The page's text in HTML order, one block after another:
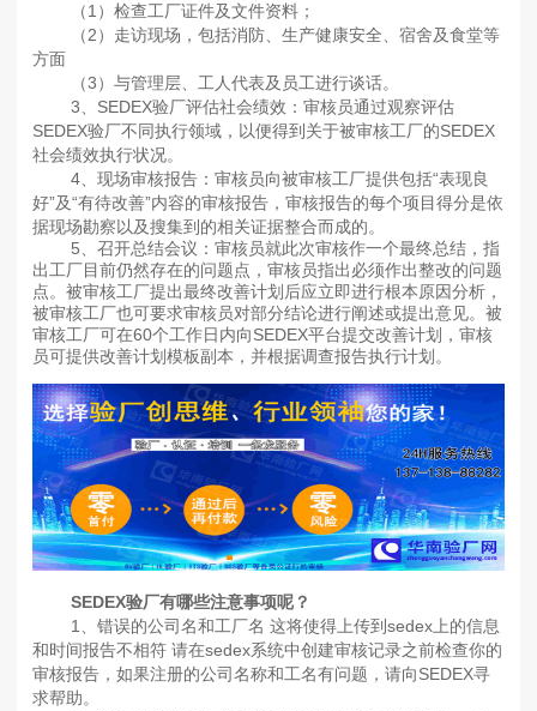
（1）检查工厂证件及文件资料；
（2）走访现场，包括消防、生产健康安全、宿舍及食堂等
方面
（3）与管理层、工人代表及员工进行谈话。
3、SEDEX验厂评估社会绩效：审核员通过观察评估
SEDEX验厂不同执行领域，以便得到关于被审核工厂的SEDEX
社会绩效执行状况。
4、现场审核报告：审核员向被审核工厂提供包括“表现良
好”及“有待改善”内容的审核报告，审核报告的每个项目得分是依
据现场勘察以及搜集到的相关证据整合而成的。
5、召开总结会议：审核员就此次审核作一个最终总结，指
出工厂目前仍然存在的问题点，审核员指出必须作出整改的问题
点。被审核工厂提出最终改善计划后应立即进行根本原因分析，
被审核工厂也可要求审核员对部分结论进行阐述或提出意见。被
审核工厂可在60个工作日内向SEDEX平台提交改善计划，审核
员可提供改善计划模板副本，并根据调查报告执行计划。
SEDEX验厂有哪些注意事项呢？
1、错误的公司名和工厂名 这将使得上传到sedex上的信息
和时间报告不相符 请在sedex系统中创建审核记录之前检查你的
审核报告，如果注册的公司名称和工名有问题，请向SEDEX寻
求帮助。